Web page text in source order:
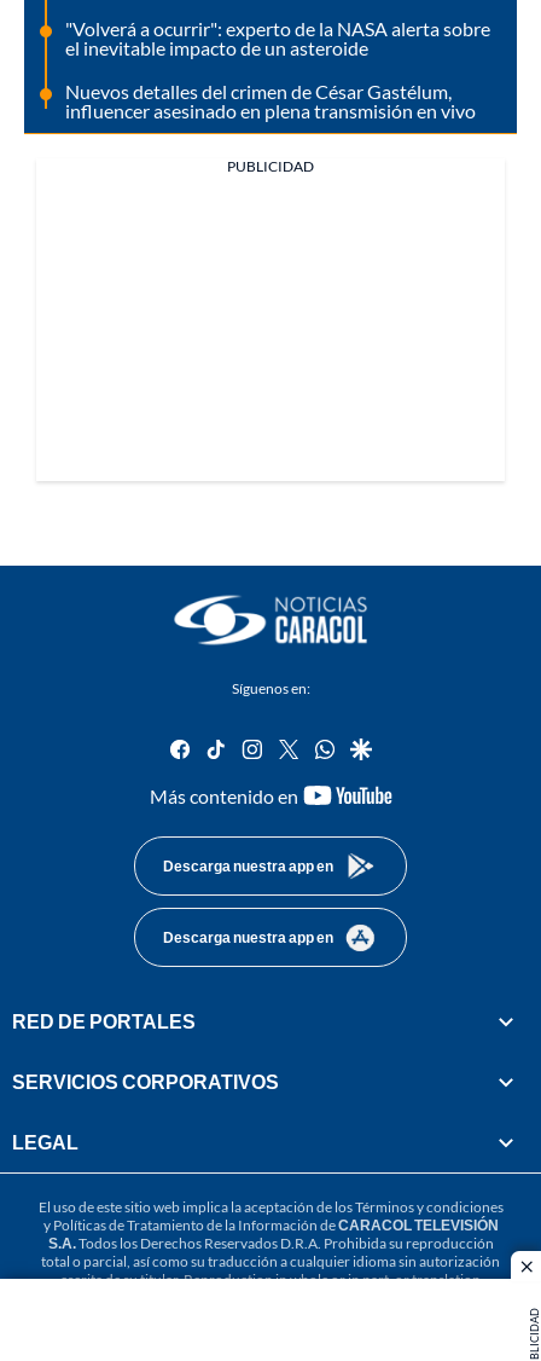
PUBLICIDAD
"Volverá a ocurrir": experto de la NASA alerta sobre
el inevitable impacto de un asteroide
Nuevos detalles del crimen de César Gastélum,
influencer asesinado en plena transmisión en vivo
PUBLICIDAD
Síguenos en:
facebook
tiktok instagram
twitterwhatsapp
google
Más contenido en
youtube-
Descarga nuestra app en
Descarga nuestra app en
RED DE PORTALES
SERVICIOS CORPORATIVOS
LEGAL
El uso de este sitio web implica la aceptación de losTérminos y condiciones
y Políticas de Tratamiento de la Información deCARACOL TELEVISIÓN
S.A.Todos los Derechos Reservados D.R.A. Prohibida su reproducción
total o parcial, así como su traducción a cualquier idioma sin autorización
escrita de su titular. Reproduction in whole or in part, or translation